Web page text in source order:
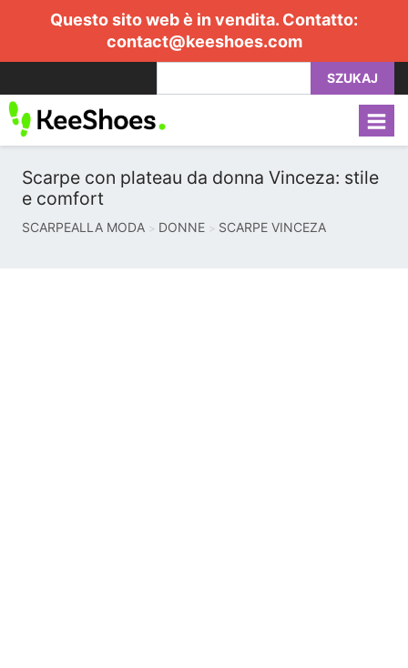
Questo sito web è in vendita. Contatto:
contact@keeshoes.com
SZUKAJ
Scarpe con plateau da donna Vinceza: stile
e comfort
SCARPEALLA MODA DONNE SCARPE VINCEZA